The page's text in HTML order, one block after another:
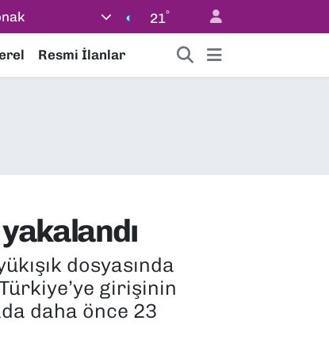
21°
Resmi İlanlar
dosyasında
girişinin
daha önce 23